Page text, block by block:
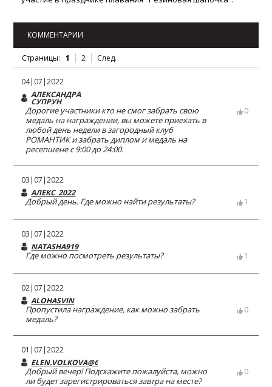
КОММЕНТАРИИ
Страницы: 1 2 След.
04|07|2022
АЛЕКСАНДРА
СУПРУН
Дорогие участники кто не смог забрать свою
медаль на награждении, вы можете приехать в
любой день недели в загородный клуб
РОМАНТИК и забрать диплом и медаль на
ресепшене с 9:00 до 24:00.
0
03|07|2022
АЛЕКС_2022
Добрый день. Где можно найти результаты? 1
03|07|2022
NATASHA919
Где можно посмотреть результаты? 1
02|07|2022
ALOHASVIN
Пропустила награждение, как можно забрать
медаль?
0
01|07|2022
ELEN.VOLKOVA@GMAIL.COM
Добрый вечер! Подскажите пожалуйста, можно
ли будет зарегистрироваться завтра на месте?
0